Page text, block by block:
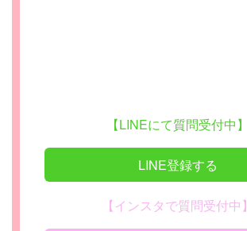
【LINEにて質問受付中】
LINE登録する
【インスタで質問受付中】